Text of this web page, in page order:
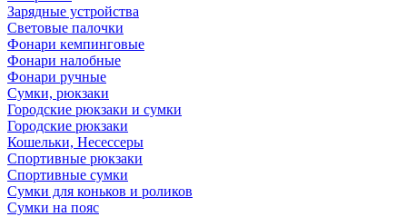
Зарядные устройства
Световые палочки
Фонари кемпинговые
Фонари налобные
Фонари ручные
Сумки, рюкзаки
Городские рюкзаки и сумки
Городские рюкзаки
Кошельки, Несессеры
Спортивные рюкзаки
Спортивные сумки
Сумки для коньков и роликов
Сумки на пояс